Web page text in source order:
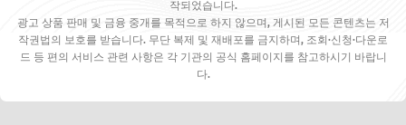
작되었습니다.
광고 상품 판매 및 금융 중개를 목적으로 하지 않으며, 게시된 모든 콘텐츠는 저
작권법의 보호를 받습니다. 무단 복제 및 재배포를 금지하며, 조회·신청·다운로
드 등 편의 서비스 관련 사항은 각 기관의 공식 홈페이지를 참고하시기 바랍니
다.